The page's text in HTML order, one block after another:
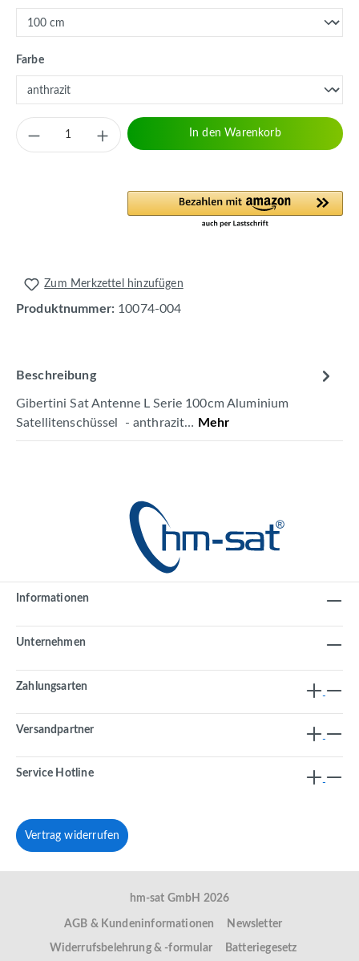
Farbeauswählen
Produkt Anzahl: Gib den gewünschten
In den Warenkorb
Zum Merkzettel hinzufügen
Produktnummer: 10074-004
Beschreibung
Gibertini Sat Antenne L Serie 100cm Aluminium
Satellitenschüssel - anthrazit… Mehr
Informationen
Unternehmen
Zahlungsarten
Versandpartner
Service Hotline
Vertrag widerrufen
hm-sat GmbH 2026
AGB & Kundeninformationen Newsletter
Widerrufsbelehrung & -formular Batteriegesetz